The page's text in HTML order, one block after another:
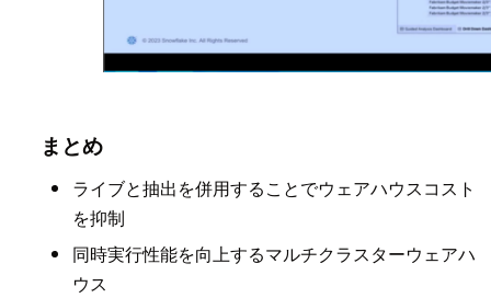
まとめ
ライブと抽出を併用することでウェアハウスコスト
を抑制
同時実行性能を向上するマルチクラスターウェアハ
ウス